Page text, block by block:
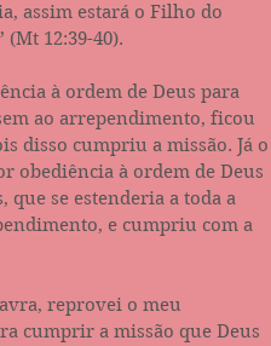
assim estará o Filho do
‭12:39-40‬).
à ordem de Deus para
ao arrependimento, ficou
disso cumpriu a missão. Já o
obediência à ordem de Deus
que se estenderia a toda a
e cumpriu com a
reprovei o meu
cumprir a missão que Deus